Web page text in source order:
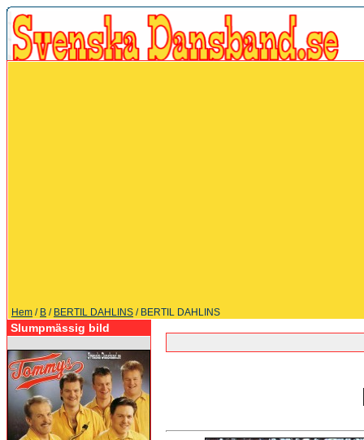
Hem / B / BERTIL DAHLINS / BERTIL DAHLINS
Slumpmässig bild